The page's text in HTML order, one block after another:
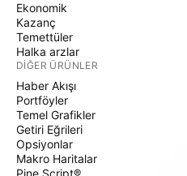
Ekonomik
Kazanç
Temettüler
Halka arzlar
DIĞER ÜRÜNLER
Haber Akışı
Portföyler
Temel Grafikler
Getiri Eğrileri
Opsiyonlar
Makro Haritalar
Pine Script®